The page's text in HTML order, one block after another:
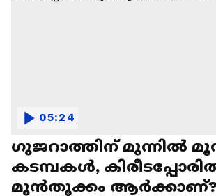
ഗുജറാത്തിന് മുന്നില്‍
കടമ്പകള്‍,
മുൻതൂക്കം
05:24